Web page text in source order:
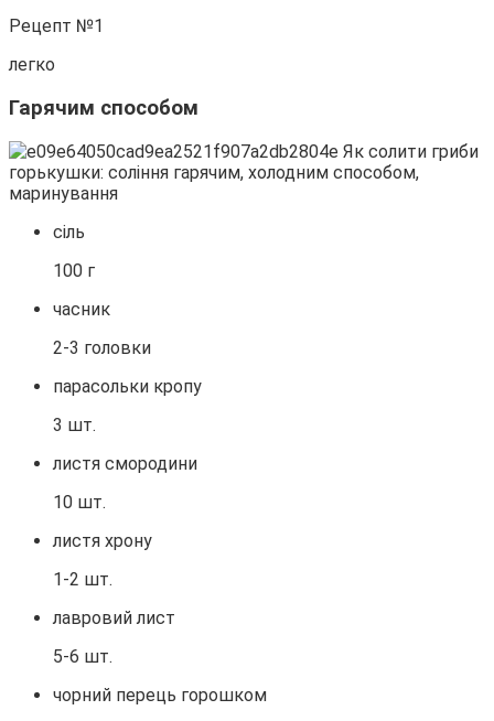
Рецепт №1
легко
Гарячим способом
сіль
100 г
часник
2-3 головки
парасольки кропу
3 шт.
листя смородини
10 шт.
листя хрону
1-2 шт.
лавровий лист
5-6 шт.
чорний перець горошком